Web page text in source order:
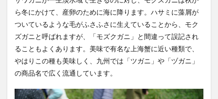
ら冬にかけて、産卵のために海に降ります。ハサミに藻屑が
ついているような毛がふさふさに生えていることから、モク
ズガニと呼ばれますが、「モズクガニ」と間違って誤記され
ることもよくあります。美味で有名な上海蟹に近い種類で、
やはりこの種も美味しく、九州では「ツガニ」や「ヅガニ」
の商品名で広く流通しています。